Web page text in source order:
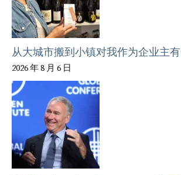
从大城市搬到小镇对我作为企业主
2026 年 8 月 6 日